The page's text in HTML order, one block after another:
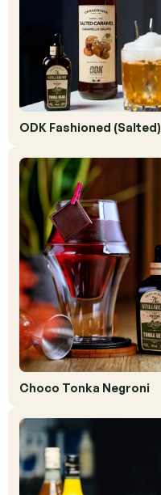
ODK Fashioned (Salted)
Choco Tonka Negroni